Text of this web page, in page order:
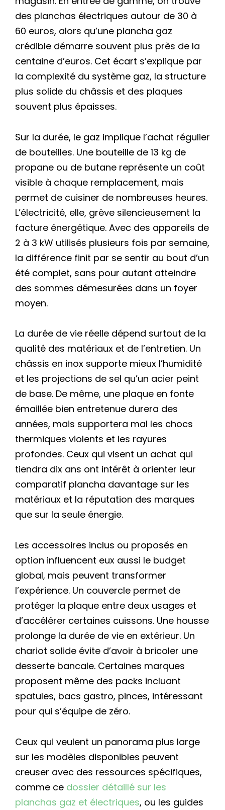
des planchas électriques autour de 30 à
60 euros, alors qu’une plancha gaz
crédible démarre souvent plus près de la
centaine d’euros. Cet écart s’explique par
la complexité du système gaz, la structure
plus solide du châssis et des plaques
souvent plus épaisses.
Sur la durée, le gaz implique l’achat régulier
de bouteilles. Une bouteille de 13 kg de
propane ou de butane représente un coût
visible à chaque remplacement, mais
permet de cuisiner de nombreuses heures.
L’électricité, elle, grève silencieusement la
facture énergétique. Avec des appareils de
2 à 3 kW utilisés plusieurs fois par semaine,
la différence finit par se sentir au bout d’un
été complet, sans pour autant atteindre
des sommes démesurées dans un foyer
moyen.
La durée de vie réelle dépend surtout de la
qualité des matériaux et de l’entretien. Un
châssis en inox supporte mieux l’humidité
et les projections de sel qu’un acier peint
de base. De même, une plaque en fonte
émaillée bien entretenue durera des
années, mais supportera mal les chocs
thermiques violents et les rayures
profondes. Ceux qui visent un achat qui
tiendra dix ans ont intérêt à orienter leur
comparatif plancha davantage sur les
matériaux et la réputation des marques
que sur la seule énergie.
Les accessoires inclus ou proposés en
option influencent eux aussi le budget
global, mais peuvent transformer
l’expérience. Un couvercle permet de
protéger la plaque entre deux usages et
d’accélérer certaines cuissons. Une housse
prolonge la durée de vie en extérieur. Un
chariot solide évite d’avoir à bricoler une
desserte bancale. Certaines marques
proposent même des packs incluant
spatules, bacs gastro, pinces, intéressant
pour qui s’équipe de zéro.
Ceux qui veulent un panorama plus large
sur les modèles disponibles peuvent
creuser avec des ressources spécifiques,
comme ce dossier détaillé sur les
planchas gaz et électriques, ou les guides